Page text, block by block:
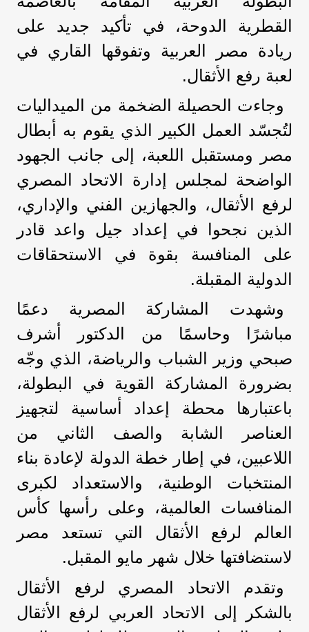
القطرية الدوحة، في تأكيد جديد على
ريادة مصر العربية وتفوقها القاري في
لعبة رفع الأثقال.
وجاءت الحصيلة الضخمة من الميداليات
لتُجسّد العمل الكبير الذي يقوم به أبطال
مصر ومستقبل اللعبة، إلى جانب الجهود
الواضحة لمجلس إدارة الاتحاد المصري
لرفع الأثقال، والجهازين الفني والإداري،
الذين نجحوا في إعداد جيل واعد قادر
على المنافسة بقوة في الاستحقاقات
الدولية المقبلة.
وشهدت المشاركة المصرية دعمًا
مباشرًا وحاسمًا من الدكتور أشرف
صبحي وزير الشباب والرياضة، الذي وجّه
بضرورة المشاركة القوية في البطولة،
باعتبارها محطة إعداد أساسية لتجهيز
العناصر الشابة والصف الثاني من
اللاعبين، في إطار خطة الدولة لإعادة بناء
المنتخبات الوطنية، والاستعداد لكبرى
المنافسات العالمية، وعلى رأسها كأس
العالم لرفع الأثقال التي تستعد مصر
لاستضافتها خلال شهر مايو المقبل.
وتقدم الاتحاد المصري لرفع الأثقال
بالشكر إلى الاتحاد العربي لرفع الأثقال